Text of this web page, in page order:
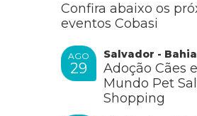
Confira abaixo os
eventos Cobasi
AGO
29
Salvador - Bahia
Adoção Cães
Mundo Pet
Shopping